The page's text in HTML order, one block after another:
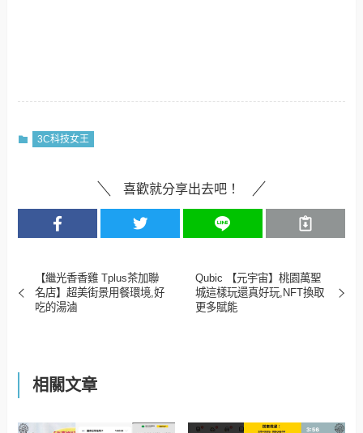
3C科技女王
喜歡就分享出去吧！
【繼光香香雞 Tplus茶加聯
名店】超美街景用餐環境,好
吃的湯滷
Qubic 【元宇宙】桃園萬聖
城這樣玩還真好玩,NFT換取
更多賦能
相關文章